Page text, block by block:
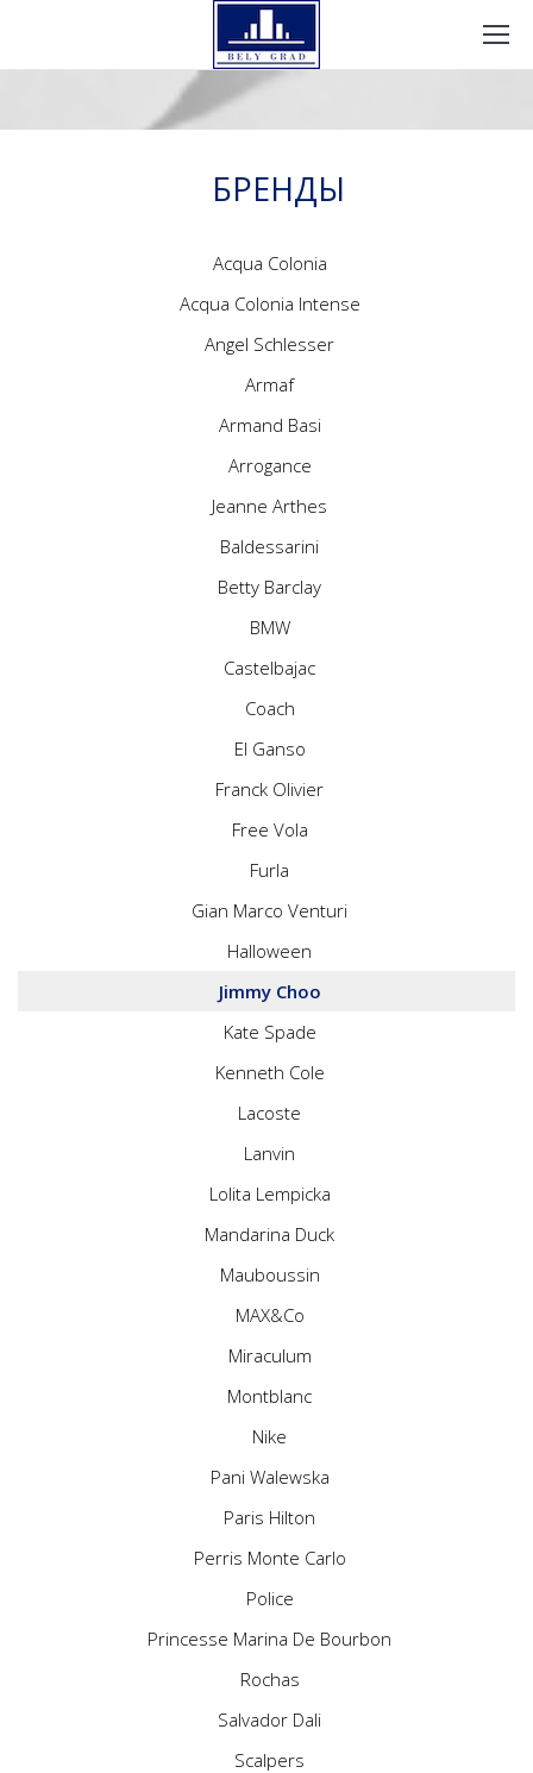
БРЕНДЫ
Acqua Colonia
Acqua Colonia Intense
Angel Schlesser
Armaf
Armand Basi
Arrogance
Jeanne Arthes
Baldessarini
Betty Barclay
BMW
Castelbajac
Coach
El Ganso
Franck Olivier
Free Vola
Furla
Gian Marco Venturi
Halloween
Jimmy Choo
Kate Spade
Kenneth Cole
Lacoste
Lanvin
Lolita Lempicka
Mandarina Duck
Mauboussin
MAX&Co
Miraculum
Montblanc
Nike
Pani Walewska
Paris Hilton
Perris Monte Carlo
Police
Princesse Marina De Bourbon
Rochas
Salvador Dali
Scalpers